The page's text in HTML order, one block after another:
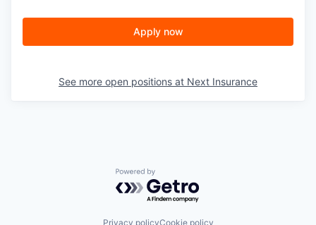
Apply now
See more open positions at Next Insurance
Powered by Getro.com
Privacy policyCookie policy